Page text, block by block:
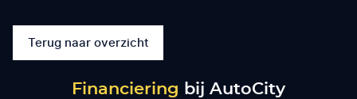
Terug naar overzicht
Financiering bij AutoCity